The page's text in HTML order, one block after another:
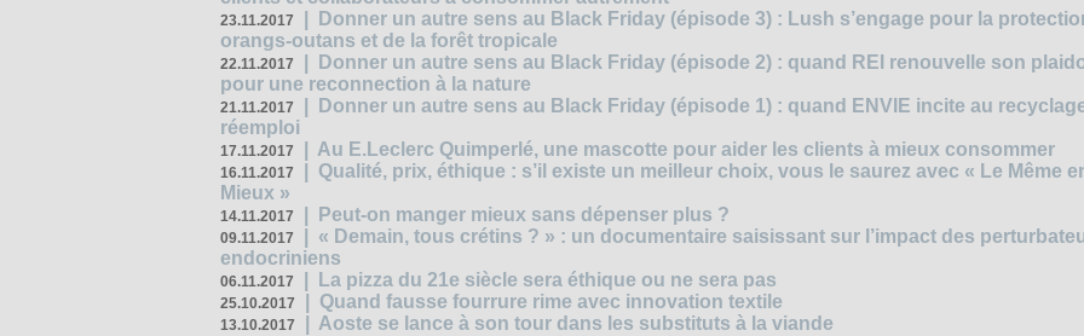
23.11.2017
Donner un autre sens au Black Friday (épisode 3) : Lush s’engage pour la
orangs-outans et de la forêt tropicale
22.11.2017
Donner un autre sens au Black Friday (épisode 2) : quand REI renouvelle son
pour une reconnection à la nature
21.11.2017
Donner un autre sens au Black Friday (épisode 1) : quand ENVIE incite au
réemploi
17.11.2017 Au E.Leclerc Quimperlé, une mascotte pour aider les clients à mieux consommer
16.11.2017
Qualité, prix, éthique : s’il existe un meilleur choix, vous le saurez avec « Le Même
Mieux »
14.11.2017 Peut-on manger mieux sans dépenser plus ?
09.11.2017
« Demain, tous crétins ? » : un documentaire saisissant sur l’impact des
endocriniens
06.11.2017 La pizza du 21e siècle sera éthique ou ne sera pas
25.10.2017 Quand fausse fourrure rime avec innovation textile
13.10.2017 Aoste se lance à son tour dans les substituts à la viande